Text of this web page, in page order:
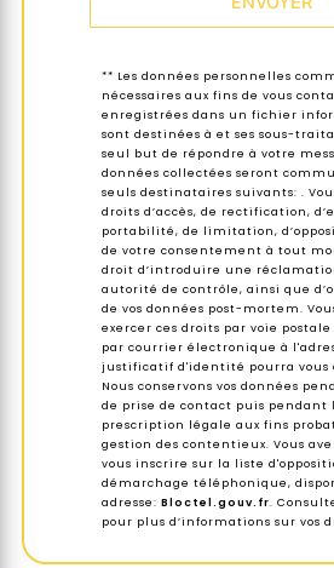
** Les données personnelles
nécessaires aux fins de vous
enregistrées dans un fichier
sont destinées à et ses sous-
seul but de répondre à votre
données collectées seront
seuls destinataires suivants: .
droits d’accès, de rectification,
portabilité, de limitation,
de votre consentement à tout
droit d’introduire une
autorité de contrôle, ainsi que
de vos données post-mortem.
exercer ces droits par voie postale
par courrier électronique à
justificatif d'identité pourra vous
Nous conservons vos données
de prise de contact puis pendant
prescription légale aux fins
gestion des contentieux. Vous
vous inscrire sur la liste
démarchage téléphonique,
adresse:Bloctel.gouv.fr.
pour plus d’informations sur vos